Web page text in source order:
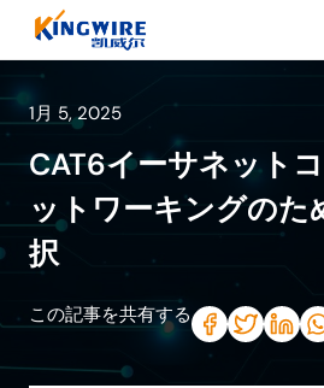
ス
キ
ッ
1月 5, 2025
CAT6イーサネット
ットワーキングのた
択
この記事を共有する